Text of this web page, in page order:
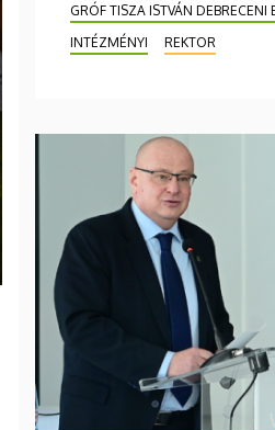
GRÓF TISZA ISTVÁN DEBRECENI
INTÉZMÉNYI
REKTOR